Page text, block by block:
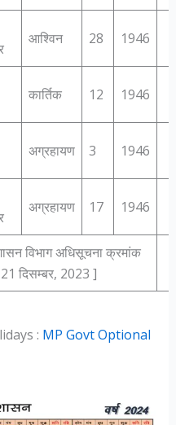
आश्विन 28 1946
कार्तिक 12 1946
अग्रहायण 3 1946
अग्रहायण 17 1946
विभाग अधिसूचना क्रमांक
दिसम्‍बर, 2023 ]
: MP Govt Optional